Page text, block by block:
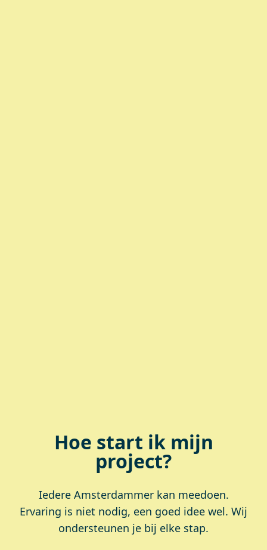
Hoe start ik mijn
project?
Iedere Amsterdammer kan meedoen.
Ervaring is niet nodig, een goed idee wel. Wij
ondersteunen je bij elke stap.